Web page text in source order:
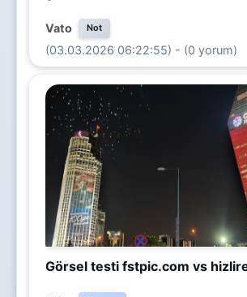
Vato Not
(03.03.2026 06:22:55) - (0 yorum)
Görsel testi fstpic.com vs